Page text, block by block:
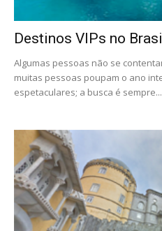
Destinos VIPs no
Algumas pessoas não se
muitas pessoas poupam o ano
espetaculares; a busca é sempre...